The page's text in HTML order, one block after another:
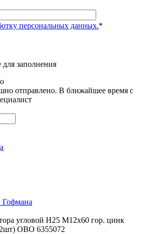
персональных данных.*
для заполнения
отправлено. В ближайшее время с
Гофмана
угловой H25 M12х60 гор. цинк
OBO 6355072